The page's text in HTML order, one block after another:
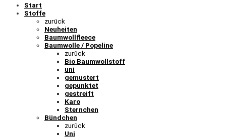
Start
Stoffe
zurück
Neuheiten
Baumwollfleece
Baumwolle / Popeline
zurück
Bio Baumwollstoff
uni
gemustert
gepunktet
gestreift
Karo
Sternchen
Bündchen
zurück
Uni